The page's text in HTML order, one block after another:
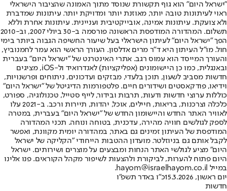
"ישראל היום" הוא גוף תקשורת שנוסד מתוך האמונה שהציבור הישראלי
ראוי לעיתונות טובה יותר, מאוזנת יותר ומדויקת יותר. עיתונות שמדברת
ולא צועקת. עיתונות אמינה, אובייקטיבית ועניינית. עיתונות אחרת וללא
תשלום. המהדורה המודפסת הראשונה פורסמה ב-30 ביולי 2007, וב-2010
הפך "ישראל היום" לעיתון הישראלי בעל שיעור החשיפה הגבוה ביותר בימי
חול. מו"ל העיתון היא ד"ר מרים אדלסון. העורך הראשי הוא עמר לחמנוביץ,
והעורך המייסד הוא עמוס רגב. אתרי האינטרנט של "ישראל היום" בעברית
ובאנגלית, כמו כן היישומונים (אפליקציות) לאנדרואיד ול-iOS, מציגים
חדשות מסביב לשעון, תוכן בלעדי, מבזקים ועדכונים, ניתוחים ופרשנויות,
וידיאו, פודקאסטים ושידורים חיים. פלטפורמות הדיגיטל של "ישראל היום"
כוללות ערוצי חדשות ודעות, תרבות ובידור, לייף סטייל, טכנולוגיה, ספורט,
כלכלה וצרכנות, בריאות, חיילים, אוכל, יהדות, תיירות ורכב. ב-2021 עלו
לאוויר האתר החדש והיישומון החדש של "ישראל היום" בעברית, במטרה
לספק לגולשים חוויה מהירה, עדכנית, בטוחה ונוחה. תכני המהדורה
המודפסת של העיתון זמינים גם באתר, במהדורה יומית מקוונת, ואפשר
לקבל אותם גם בניוזלטר. מועדון ההטבות הייחודי "הקליקה של ישראל
היום" מציע לגולשי האתר הנחות ומבצעים על מוצרים ושירותים. ישראל
היום פתוח להערות, לביקורת ולהצעות לשיפור מקהל הקוראים. פנו אלינו
במייל hayom@israelhayom.co.il.
יום ראשון, 15.3.2026
כ"ו באדר תשפ"ו
חדשות